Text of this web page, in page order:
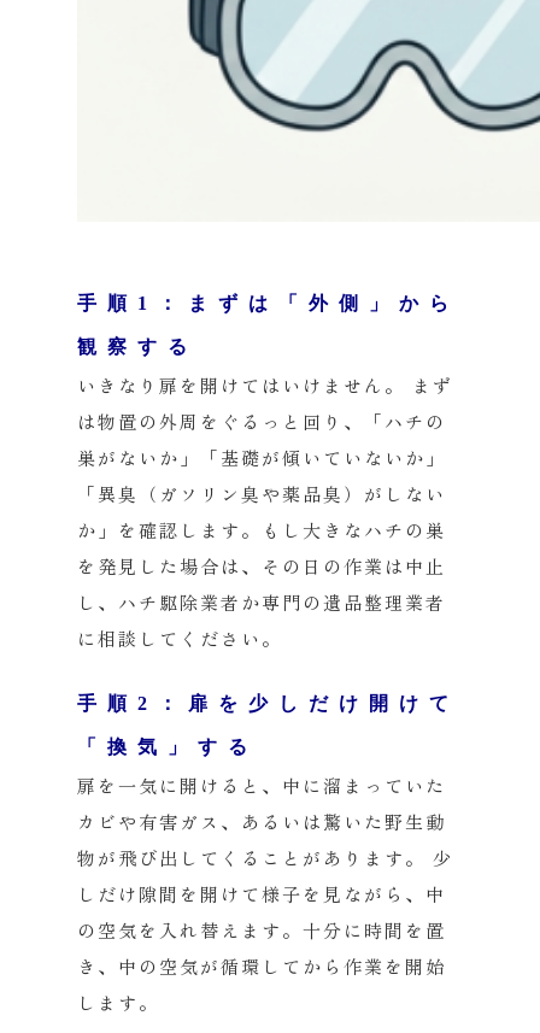
手順1：まずは「外側」から
観察する
いきなり扉を開けてはいけません。 まず
は物置の外周をぐるっと回り、「ハチの
巣がないか」「基礎が傾いていないか」
「異臭（ガソリン臭や薬品臭）がしない
か」を確認します。もし大きなハチの巣
を発見した場合は、その日の作業は中止
し、ハチ駆除業者か専門の遺品整理業者
に相談してください。
手順2：扉を少しだけ開けて
「換気」する
扉を一気に開けると、中に溜まっていた
カビや有害ガス、あるいは驚いた野生動
物が飛び出してくることがあります。 少
しだけ隙間を開けて様子を見ながら、中
の空気を入れ替えます。十分に時間を置
き、中の空気が循環してから作業を開始
します。